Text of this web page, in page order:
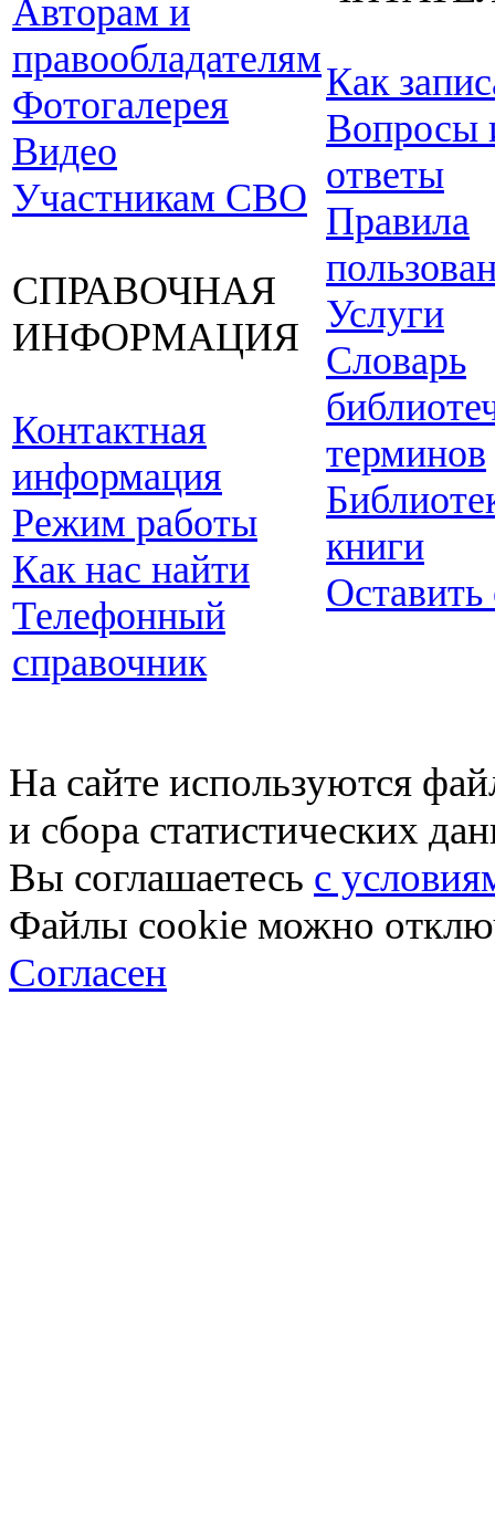
Авторам и
правообладателям
Фотогалерея
Видео
Участникам СВО
СПРАВОЧНАЯ
ИНФОРМАЦИЯ
Контактная
информация
Режим работы
Как нас найти
Телефонный
справочник
Как
Вопросы
ответы
Правила
Услуги
Словарь
терминов
книги
Оставить
На сайте используются
и сбора статистических
Вы соглашаетесь с
Файлы cookie можно
Согласен